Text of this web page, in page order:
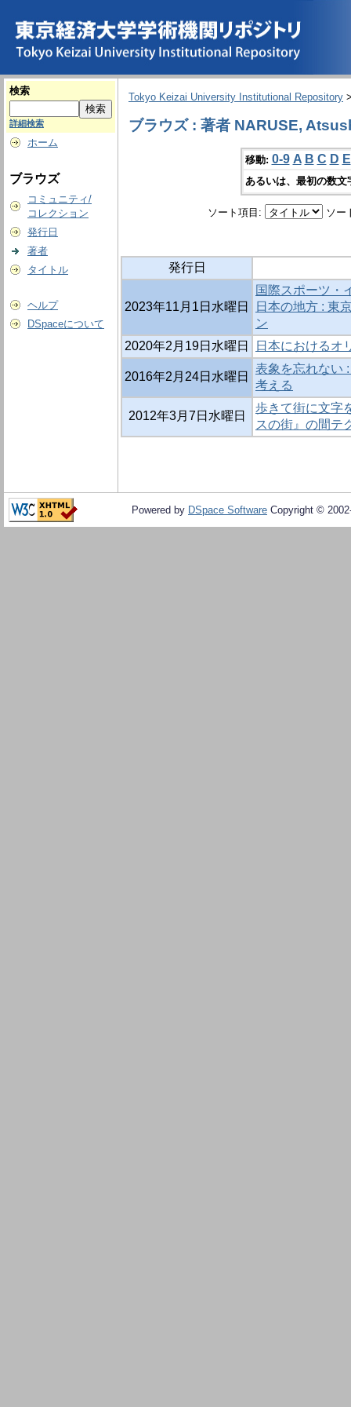
検索
詳細検索
ホーム
ブラウズ
コミュニティ/
コレクション
発行日
著者
タイトル
ヘルプ
DSpaceについて
Tokyo Keizai University Institutional Repository
ブラウズ : 著者 NARUSE,
移動: 0-9 A B C D E
あるいは、最初の数
ソート項目: ソー
発行日
2023年11月1日水曜日
国際スポーツ・
日本の地方 : 東
ン
2020年2月19日水曜日
日本におけるオ
2016年2月24日水曜日
表象を忘れない
考える
2012年3月7日水曜日
歩きて街に文字
スの街』の間テ
Powered by DSpace Software Copyright ©